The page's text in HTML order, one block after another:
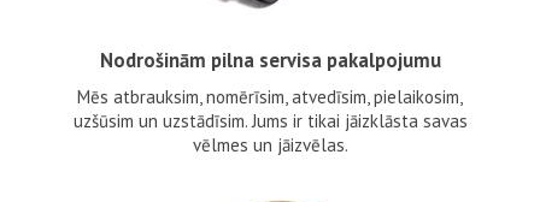
Nodrošinām pilna servisa pakalpojumu
Mēs atbrauksim, nomērīsim, atvedīsim, pielaikosim,
uzšūsim un uzstādīsim. Jums ir tikai jāizklāsta savas
vēlmes un jāizvēlas.